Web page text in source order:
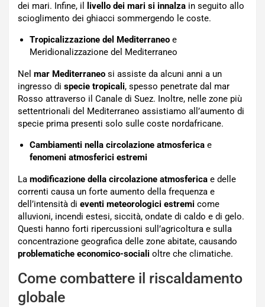
dei mari. Infine, il
livello dei mari si innalza in seguito allo
scioglimento dei ghiacci sommergendo le coste.
Tropicalizzazione del Mediterraneo e
Meridionalizzazione del Mediterraneo
Nel mar Mediterraneo si assiste da alcuni anni a un
ingresso di specie tropicali, spesso penetrate dal mar
Rosso attraverso il Canale di Suez. Inoltre, nelle zone più
settentrionali del Mediterraneo assistiamo all’aumento di
specie prima presenti solo sulle coste nordafricane.
Cambiamenti nella circolazione atmosferica e
fenomeni atmosferici estremi
La modificazione della circolazione atmosferica e delle
correnti causa un forte aumento della frequenza e
dell’intensità di eventi meteorologici estremi come
alluvioni, incendi estesi, siccità, ondate di caldo e di gelo.
Questi hanno forti ripercussioni sull’agricoltura e sulla
concentrazione geografica delle zone abitate, causando
problematiche economico-sociali oltre che climatiche.
Come combattere il riscaldamento
globale